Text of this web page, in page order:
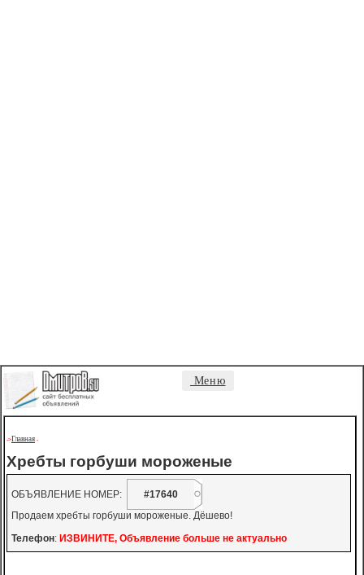
Меню
->Главная -
Хребты горбуши мороженые
ОБЪЯВЛЕНИЕ НОМЕР:
#17640
Продаем хребты горбуши мороженые. Дёшево!
Телефон: ИЗВИНИТЕ, Объявление больше не актуально